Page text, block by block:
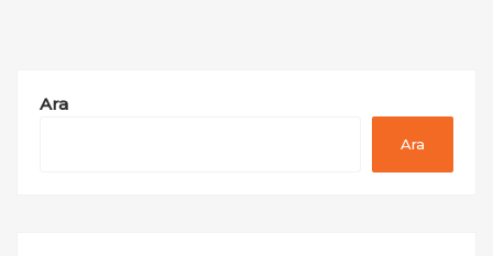
Ara
Ara